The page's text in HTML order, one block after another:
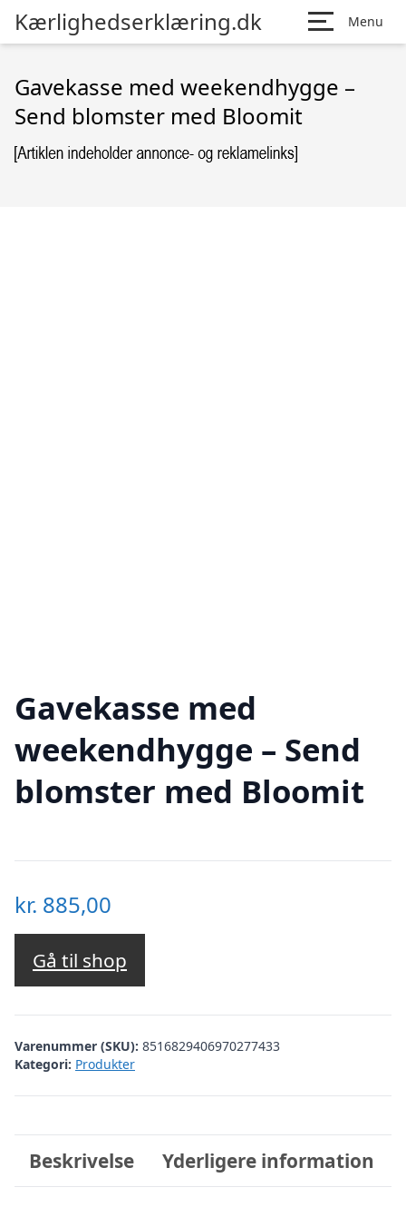
Kærlighedserklæring.dk Menu
Gavekasse med weekendhygge –
Send blomster med Bloomit
Gavekasse med
weekendhygge – Send
blomster med Bloomit
kr. 885,00
Gå til shop
Varenummer (SKU): 8516829406970277433
Kategori: Produkter
Beskrivelse Yderligere information